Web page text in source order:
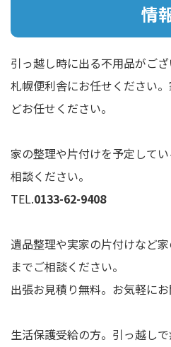
情
引っ越し時に出る不用品がご
札幌便利舎にお任せください
どお任せください。
家の整理や片付けを予定して
相談ください。
TEL.0133-62-9408
遺品整理や実家の片付けなど
までご相談ください。
出張お見積り無料。お気軽にお
生活保護受給の方。引っ越し